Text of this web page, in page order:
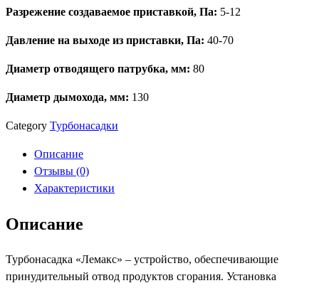
"Лемакс"
Comfort
L
130
Разрежение создаваемое приставкой, Па: 5-12
Давление на выходе из приставки, Па: 40-70
Диаметр отводящего патрубка, мм: 80
Диаметр дымохода, мм: 130
Category Турбонасадки
Описание
Отзывы (0)
Характеристики
Описание
Турбонасадка «Лемакс» – устройство, обеспечивающие
принудительный отвод продуктов сгорания. Установка